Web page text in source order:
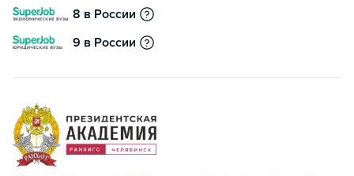
8 в России
9 в России